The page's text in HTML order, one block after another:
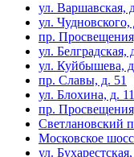
ул. Варшавская,
ул. Чудновского,
пр.
ул. Белградская,
ул. Куйбышева,
пр. Славы, д. 51
ул. Блохина, д. 11
пр.
Светлановский
Московское
ул.